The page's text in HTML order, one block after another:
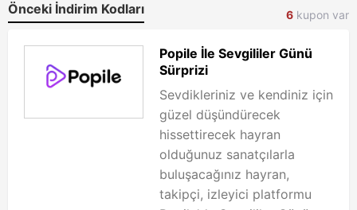
Önceki İndirim Kodları 6 kupon var
Popile İle Sevgililer Günü
Sürprizi
Sevdikleriniz ve kendiniz için
güzel düşündürecek
hissettirecek hayran
olduğunuz sanatçılarla
buluşacağınız hayran,
takipçi, izleyici platformu